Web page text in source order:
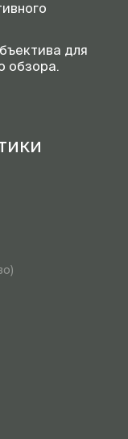
для
обзора.